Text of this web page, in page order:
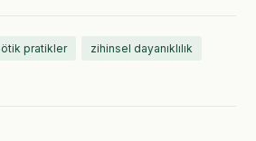
pratikler zihinsel dayanıklılık